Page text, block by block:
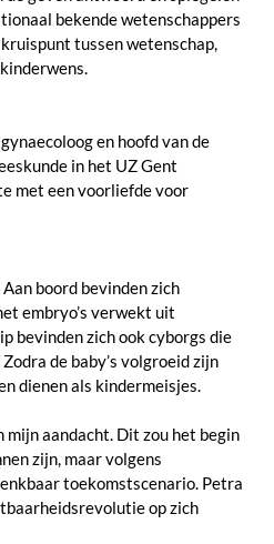
bekende wetenschappers
tussen wetenschap,
en hoofd van de
in het UZ Gent
met een voorliefde voor
boord bevinden zich
embryo’s verwekt uit
bevinden zich ook cyborgs die
de baby’s volgroeid zijn
dienen als kindermeisjes.
aandacht. Dit zou het begin
zijn, maar volgens
toekomstscenario. Petra
op zich